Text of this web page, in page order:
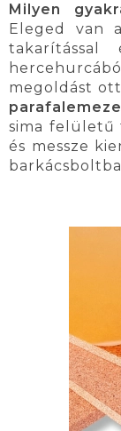
Milyen
Eleged van
megoldást
sima felületű
és messze